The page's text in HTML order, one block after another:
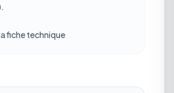
fiche technique